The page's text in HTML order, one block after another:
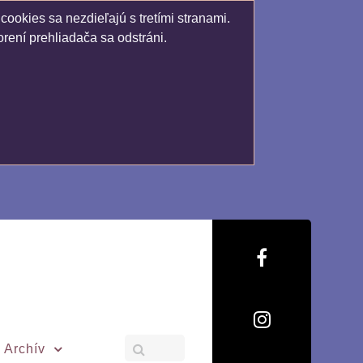
sa nezdieľajú s tretími stranami.
prehliadača sa odstráni.
Archív